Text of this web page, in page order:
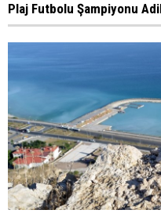
Plaj Futbolu Şampiyonu